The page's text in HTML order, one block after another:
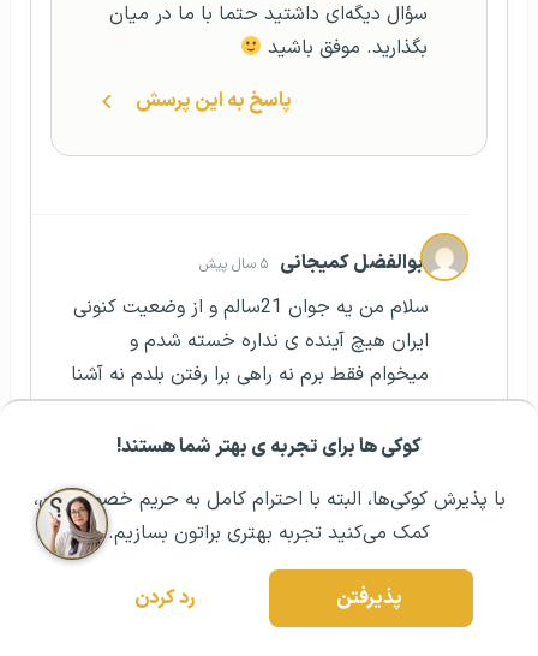
کوکی ها برای تجربه ی بهتر شما هستند!
با پذیرش کوکی‌ها، البته با احترام کامل به حریم خصوصیتون،
کمک می‌کنید تجربه بهتری براتون بسازیم.
پذیرفتن رد کردن
مشــاوره اولیه رایگان: ۰۲۱ ۴۳۰۰۰ ۰۲۱ رزرو مشاوره تخصصی
سؤال دیگه‌ای داشتید حتما با ما در میان
بگذارید. موفق باشید
پاسخ به این پرسش
ابوالفضل کمیجانی ۵ سال پیش
سلام من یه جوان 21سالم و از وضعیت کنونی
ایران هیچ آینده ی نداره خسته شدم و
میخوام فقط برم نه راهی برا رفتن بلدم نه آشنا
دارم فقط مثل... داخل ایران کار میکنم و این
که فقط ترس این رو هم دارم که قبول نکمنن
ازین جهندگ قرار کنم